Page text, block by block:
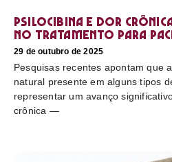
Psilocibina e dor
no tratamento para
29 de outubro de 2025
Pesquisas recentes apontam que
natural presente em alguns tipos
representar um avanço
crônica —